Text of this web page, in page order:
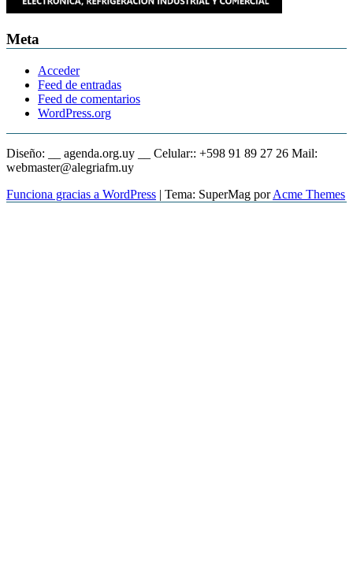
Meta
Acceder
Feed de entradas
Feed de comentarios
WordPress.org
Diseño: __ agenda.org.uy __ Celular:: +598 91 89 27 26 Mail:
webmaster@alegriafm.uy
Funciona gracias a WordPress | Tema: SuperMag porAcme Themes